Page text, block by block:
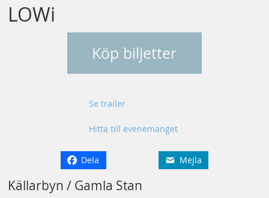
LOWi
Köp biljetter
Se trailer
Hitta till evenemanget
Dela Mejla
Källarbyn / Gamla Stan